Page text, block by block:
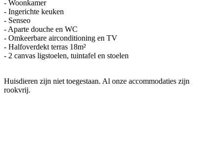
- Woonkamer
- Ingerichte keuken
- Senseo
- Aparte douche en WC
- Omkeerbare airconditioning en TV
- Halfoverdekt terras 18m²
- 2 canvas ligstoelen, tuintafel en stoelen
Huisdieren zijn niet toegestaan. Al onze accommodaties zijn
rookvrij.